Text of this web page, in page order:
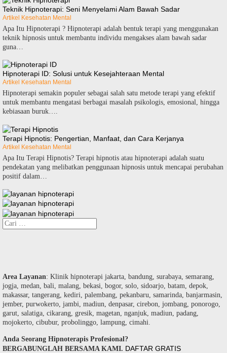
Teknik Hipnoterapi: Seni Menyelami Alam Bawah Sadar
Artikel Kesehatan Mental
Apa Itu Hipnoterapi ? Hipnoterapi adalah bentuk terapi yang menggunakan
teknik hipnosis untuk membantu individu mengakses alam bawah sadar
guna…
Hipnoterapi ID: Solusi untuk Kesejahteraan Mental
Artikel Kesehatan Mental
Hipnoterapi semakin populer sebagai salah satu metode terapi yang efektif
untuk membantu mengatasi berbagai masalah psikologis, emosional, hingga
kebiasaan buruk….
Terapi Hipnotis: Pengertian, Manfaat, dan Cara Kerjanya
Artikel Kesehatan Mental
Apa Itu Terapi Hipnotis? Terapi hipnotis atau hipnoterapi adalah suatu
pendekatan yang melibatkan penggunaan hipnosis untuk mencapai perubahan
positif dalam…
Cari
untuk:
Area Layanan: Klinik hipnoterapi jakarta, bandung, surabaya, semarang,
jogja, medan, bali, malang, bekasi, bogor, solo, sidoarjo, batam, depok,
makassar, tangerang, kediri, palembang, pekanbaru, samarinda, banjarmasin,
jember, purwokerto, jambi, madiun, denpasar, cirebon, jombang, ponorogo,
garut, salatiga, cikarang, gresik, magetan, nganjuk, madiun, padang,
mojokerto, cibubur, probolinggo, lampung, cimahi.
Anda Seorang Hipnoterapis Profesional?
BERGABUNGLAH BERSAMA KAMI. DAFTAR GRATIS